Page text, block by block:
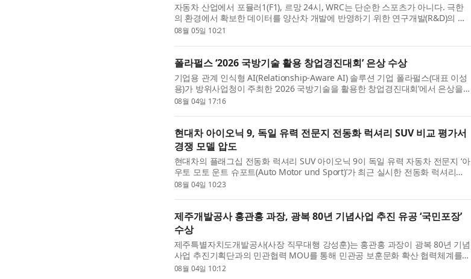
자동차 산업에서 포뮬러1(F1), 르망 24시, WRC는 단순한 스포츠가 아니다. 극한
의 환경에서 확보한 데이터를 양산차 개발에 반영하기 위한 연구개발(R&D)의 무
대다. 포르쉐, 메르세데스-AMG, BMW M, 아우디 등 글로벌 제조사들이 막대한
08월 05일 10:21
폴라펄스 ‘2026 국방기술 활용 창업경진대회’ 은상 수상
기업용 관계 인식형 AI(Relationship-Aware AI) 솔루션 기업 폴라펄스(대표 이성
용)가 방위사업청이 주최한 ‘2026 국방기술을 활용한 창업경진대회’에서 은상을
수상했다. 이번 경진대회는 7월 30일부터 8월 1일까지 서울 양재 aT센터 제2전시
08월 04일 17:16
현대차 아이오닉 9, 독일 유력 전문지 전동화 럭셔리 SUV 비교 평가서
경쟁 모델 압도
현대차의 플래그십 전동화 럭셔리 SUV 아이오닉 9이 독일 유력 자동차 전문지 ‘아
우토 모토 운트 슈포트(Auto Motor und Sport)’가 최근 실시한 전동화 럭셔리
SUV 비교 평가에서 유럽 프리미엄 대형 전기 SUV 시장을 대표하는 모델 중 하나
08월 04일 10:23
제주개발공사 홍관홍 과장, 광복 80년 기념사업 추진 유공 ‘국민포장’
수상
제주특별자치도개발공사(사장 직무대행 강성훈)는 홍관홍 과장이 광복 80년 기념
사업 추진기획단과의 민관협력 MOU를 통해 민관공 보훈문화 확산 협력체계를
구축한 공로를 인정받아 국민포장을 받았다고 4일 밝혔다. 지난 3일 정부서울청
08월 04일 10:12